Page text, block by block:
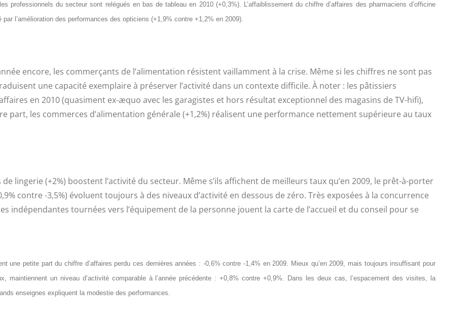
professionnels du secteur sont relégués en bas de tableau en 2010 (+0,3%). L’affaiblissement du chiffre d’affaires des pharmaciens d’officine
l’amélioration des performances des opticiens (+1,9% contre +1,2% en 2009).
encore, les commerçants de l’alimentation résistent vaillamment à la crise. Même si les chiffres ne sont pas
une capacité exemplaire à préserver l’activité dans un contexte difficile. À noter : les pâtissiers
en 2010 (quasiment ex-æquo avec les garagistes et hors résultat exceptionnel des magasins de TV-hifi),
part, les commerces d’alimentation générale (+1,2%) réalisent une performance nettement supérieure au taux
lingerie (+2%) boostent l’activité du secteur. Même s’ils affichent de meilleurs taux qu’en 2009, le prêt-à-porter
contre -3,5%) évoluent toujours à des niveaux d’activité en dessous de zéro. Très exposées à la concurrence
indépendantes tournées vers l’équipement de la personne jouent la carte de l’accueil et du conseil pour se
une petite part du chiffre d’affaires perdu ces dernières années : -0,6% contre -1,4% en 2009. Mieux qu’en 2009, mais toujours insuffisant pour
un niveau d’activité comparable à l’année précédente : +0,8% contre +0,9%. Dans les deux cas, l’espacement des visites, la
enseignes expliquent la modestie des performances.